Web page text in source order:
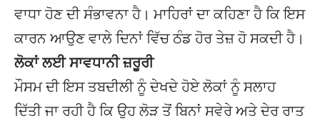
ਵਾਧਾ ਹੋਣ ਦੀ ਸੰਭਾਵਨਾ ਹੈ। ਮਾਹਿਰਾਂ ਦਾ ਕਹਿਣਾ ਹੈ ਕਿ ਇਸ
ਕਾਰਨ ਆਉਣ ਵਾਲੇ ਦਿਨਾਂ ਵਿੱਚ ਠੰਡ ਹੋਰ ਤੇਜ਼ ਹੋ ਸਕਦੀ ਹੈ।
ਲੋਕਾਂ ਲਈ ਸਾਵਧਾਨੀ ਜ਼ਰੂਰੀ
ਮੌਸਮ ਦੀ ਇਸ ਤਬਦੀਲੀ ਨੂੰ ਦੇਖਦੇ ਹੋਏ ਲੋਕਾਂ ਨੂੰ ਸਲਾਹ
ਦਿੱਤੀ ਜਾ ਰਹੀ ਹੈ ਕਿ ਉਹ ਲੋੜ ਤੋਂ ਬਿਨਾਂ ਸਵੇਰੇ ਅਤੇ ਦੇਰ ਰਾਤ